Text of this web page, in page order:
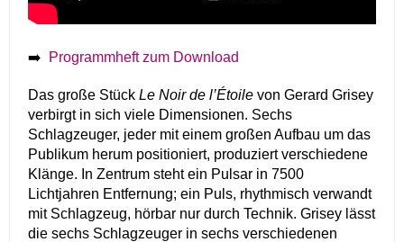
➡️ Programmheft zum Download
Das große Stück Le Noir de l’Étoile von Gerard Grisey
verbirgt in sich viele Dimensionen. Sechs
Schlagzeuger, jeder mit einem großen Aufbau um das
Publikum herum positioniert, produziert verschiedene
Klänge. In Zentrum steht ein Pulsar in 7500
Lichtjahren Entfernung; ein Puls, rhythmisch verwandt
mit Schlagzeug, hörbar nur durch Technik. Grisey lässt
die sechs Schlagzeuger in sechs verschiedenen